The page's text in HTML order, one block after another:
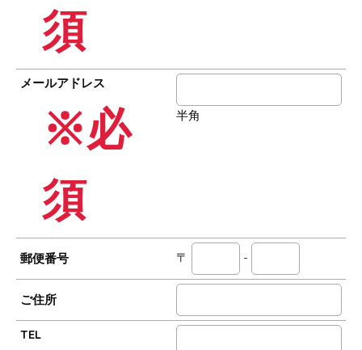
須
メールアドレス
※必
須
半角
郵便番号 〒 -
ご住所
TEL